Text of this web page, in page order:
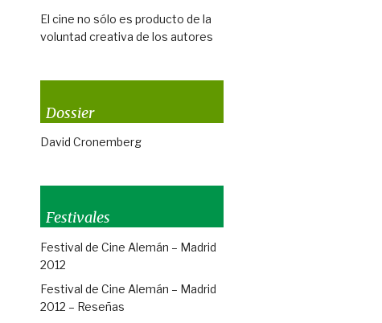
El cine no sólo es producto de la
voluntad creativa de los autores
Dossier
David Cronemberg
Festivales
Festival de Cine Alemán – Madrid
2012
Festival de Cine Alemán – Madrid
2012 – Reseñas